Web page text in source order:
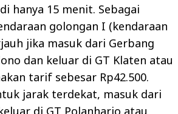
hanya 15 menit. Sebagai
golongan I (kendaraan
jika masuk dari Gerbang
dan keluar di GT Klaten atau
tarif sebesar Rp42.500.
jarak terdekat, masuk dari
di GT Polanharjo atau